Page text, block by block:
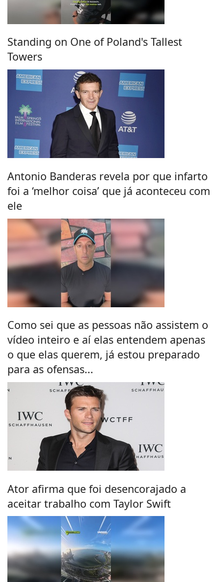
Standing on One of Poland's Tallest
Towers
Antonio Banderas revela por que infarto
foi a ‘melhor coisa’ que já aconteceu com
ele
Como sei que as pessoas não assistem o
vídeo inteiro e aí elas entendem apenas
o que elas querem, já estou preparado
para as ofensas...
Ator afirma que foi desencorajado a
aceitar trabalho com Taylor Swift